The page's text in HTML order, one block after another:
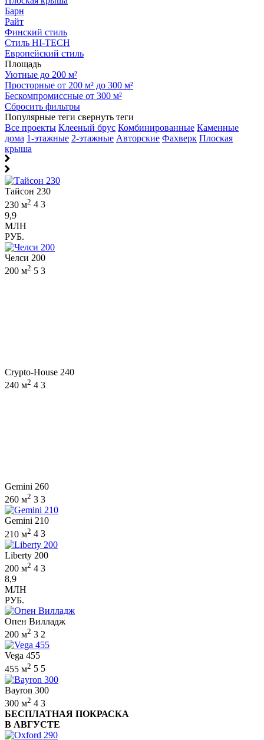
Барн
Райт
Финский стиль
Стиль HI-TECH
Европейский стиль
Площадь
Уютные до 200 м²
Просторные от 200 м² до 300 м²
Бескомпромиссные от 300 м²
Сбросить фильтры
Популярные теги свернуть теги
Все проекты Клееный брус Комбинированные Каменные
дома 1-этажные 2-этажные Авторские Фахверк Плоская
крыша
Тайсон 230
230 м2 4 3
9,9
МЛН
РУБ.
Челси 200
200 м2 5 3
Crypto-House 240
240 м2 4 3
Gemini 260
260 м2 3 3
Gemini 210
210 м2 4 3
Liberty 200
200 м2 4 3
8,9
МЛН
РУБ.
Опен Вилладж
200 м2 3 2
Vega 455
455 м2 5 5
Bayron 300
300 м2 4 3
БЕСПЛАТНАЯ ПОКРАСКА
В АВГУСТЕ